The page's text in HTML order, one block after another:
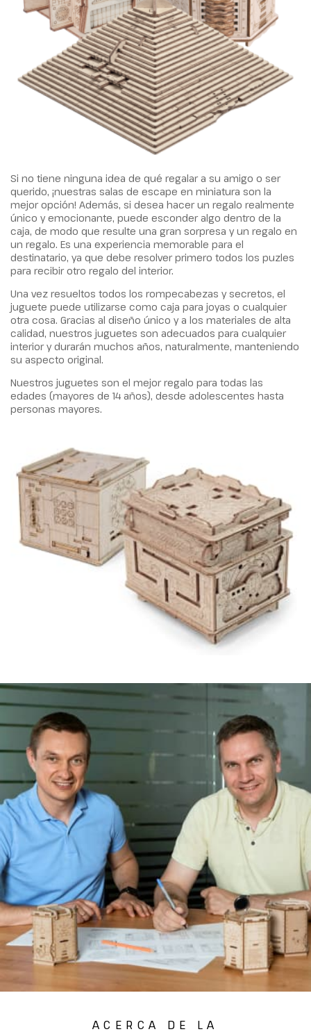
Si no tiene ninguna idea de qué regalar a su amigo o ser
querido, ¡nuestras salas de escape en miniatura son la
mejor opción! Además, si desea hacer un regalo realmente
único y emocionante, puede esconder algo dentro de la
caja, de modo que resulte una gran sorpresa y un regalo en
un regalo. Es una experiencia memorable para el
destinatario, ya que debe resolver primero todos los puzles
para recibir otro regalo del interior.
Una vez resueltos todos los rompecabezas y secretos, el
juguete puede utilizarse como caja para joyas o cualquier
otra cosa. Gracias al diseño único y a los materiales de alta
calidad, nuestros juguetes son adecuados para cualquier
interior y durarán muchos años, naturalmente, manteniendo
su aspecto original.
Nuestros juguetes son el mejor regalo para todas las
edades (mayores de 14 años), desde adolescentes hasta
personas mayores.
ACERCA DE LA